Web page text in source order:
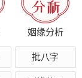
姻缘分析
批八字